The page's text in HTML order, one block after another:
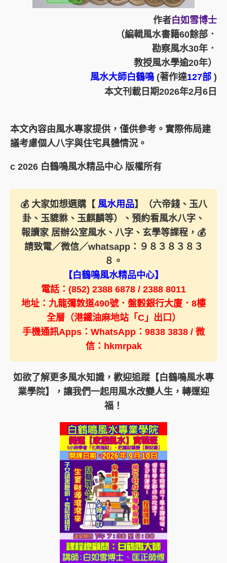
作者 白如雪博士
（編輯風水書籍60餘部．
勘察風水30年．
教授風水學逾20年）
風水大師白鶴鳴 (著作達127部 )
本文刊載日期2026年2月6日
本文內容由風水專家提供，僅供參考。實際佈局建
議考慮個人八字與住宅具體情況。
c 2026 白鶴鳴風水精品中心 版權所有
💰 大家如想選購【 風水用品】（六帝錢、玉八
卦、玉貔貅、玉麒麟等）、預約看風水八字、
報讀家 居辦公室風水、八字、玄學等課程，💰
請致電／微信／whatsapp： ９８３８３８３
８ 。
【白鶴鳴風水精品中心】
電話：(852) 2388 6878 / 2388 8011
地址：九龍彌敦道490號．盤穀銀行大廈．8樓
全層（港鐵油麻地站「C」出口）
手機通訊Apps：WhatsApp：9838 3838 / 微
信：hkmrpak
如欲了解更多風水知識，歡迎追蹤【白鶴鳴風水專
業學院】，讓我們一起用風水改變人生，轉運迎
福！